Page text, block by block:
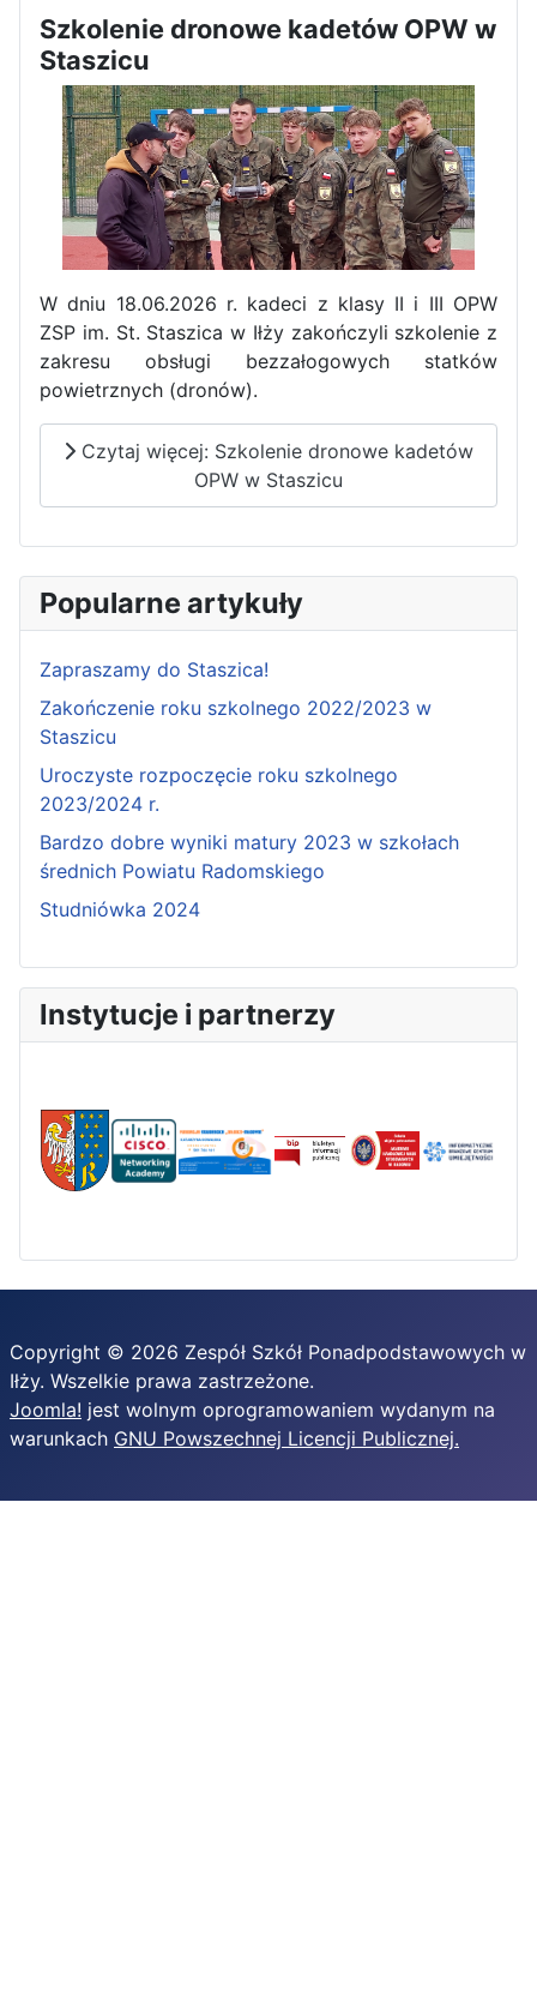
Szkolenie dronowe kadetów OPW w
Staszicu
W dniu 18.06.2026 r. kadeci z klasy II i III OPW
ZSP im. St. Staszica w Iłży zakończyli szkolenie z
zakresu obsługi bezzałogowych statków
powietrznych (dronów).
Czytaj więcej: Szkolenie dronowe kadetów
OPW w Staszicu
Popularne artykuły
Zapraszamy do Staszica!
Zakończenie roku szkolnego 2022/2023 w
Staszicu
Uroczyste rozpoczęcie roku szkolnego
2023/2024 r.
Bardzo dobre wyniki matury 2023 w szkołach
średnich Powiatu Radomskiego
Studniówka 2024
Instytucje i partnerzy
Copyright © 2026 Zespół Szkół Ponadpodstawowych w
Iłży. Wszelkie prawa zastrzeżone.
Joomla! jest wolnym oprogramowaniem wydanym na
warunkach GNU Powszechnej Licencji Publicznej.